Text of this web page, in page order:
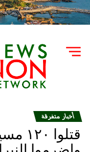
أخبار متفرقة